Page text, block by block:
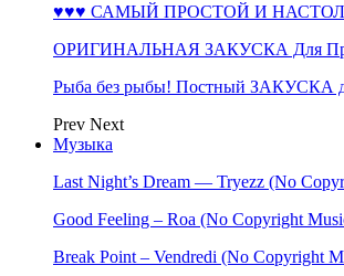
♥♥♥ САМЫЙ ПРОСТОЙ И
ОРИГИНАЛЬНАЯ ЗАКУСКА Для
Рыба без рыбы! Постный ЗАКУСКА
Prev Next
Музыка
Last Night’s Dream — Tryezz (No
Good Feeling – Roa (No Copyright
Break Point – Vendredi (No Copyright